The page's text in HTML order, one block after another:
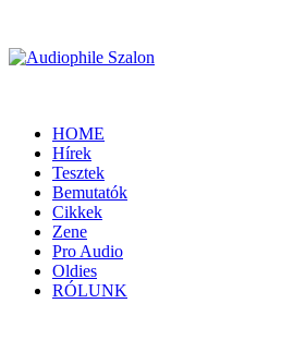
HOME
Hírek
Tesztek
Bemutatók
Cikkek
Zene
Pro Audio
Oldies
RÓLUNK